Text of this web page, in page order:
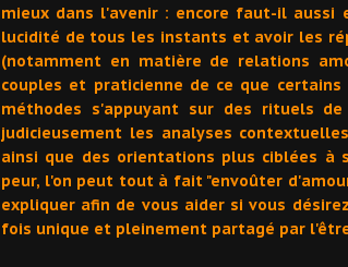
mieux dans l'avenir : encore faut-il
lucidité de tous les instants et avoir les
(notamment en matière de relations
couples et praticienne de ce que
méthodes s'appuyant sur des rituels
judicieusement les analyses
ainsi que des orientations plus ciblées à
peur, l'on peut tout à fait "envoûter
expliquer afin de vous aider si vous
fois unique et pleinement partagé par